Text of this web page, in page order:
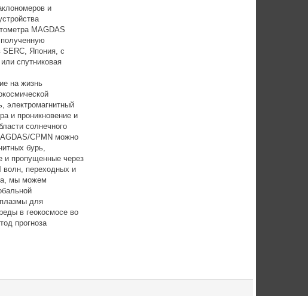
и
MAGDAS
SERC, Япония, с
спутниковая
на жизнь
электромагнитный
и проникновение и
солнечного
CPMN можно
бурь,
и пропущенные через
волн, переходных и
мы можем
плазмы для
в геокосмосе во
прогноза